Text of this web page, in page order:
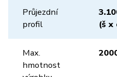
Průjezdní
profil
(š x
Max.
hmotnost